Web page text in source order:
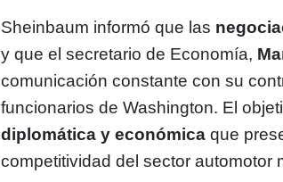
Sheinbaum informó que las
y que el secretario de Economía,
comunicación constante con su
funcionarios de Washington. El
diplomática y económica que
competitividad del sector automotor